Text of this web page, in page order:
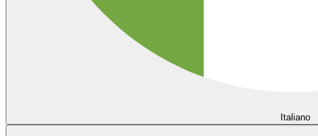
Italiano